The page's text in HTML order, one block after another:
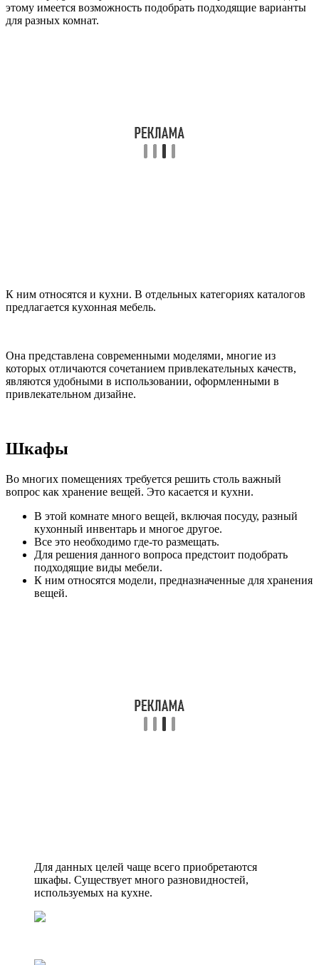
этому имеется возможность подобрать подходящие варианты
для разных комнат.
К ним относятся и кухни. В отдельных категориях каталогов
предлагается кухонная мебель.
Она представлена современными моделями, многие из
которых отличаются сочетанием привлекательных качеств,
являются удобными в использовании, оформленными в
привлекательном дизайне.
Шкафы
Во многих помещениях требуется решить столь важный
вопрос как хранение вещей. Это касается и кухни.
В этой комнате много вещей, включая посуду, разный
кухонный инвентарь и многое другое.
Все это необходимо где-то размещать.
Для решения данного вопроса предстоит подобрать
подходящие виды мебели.
К ним относятся модели, предназначенные для хранения
вещей.
Для данных целей чаще всего приобретаются
шкафы. Существует много разновидностей,
используемых на кухне.